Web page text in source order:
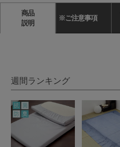
商品
説明
※ご注意事項
週間ランキング